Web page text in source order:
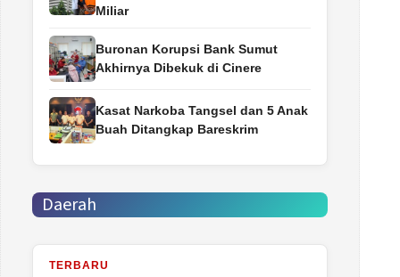
Miliar
Buronan Korupsi Bank Sumut
Akhirnya Dibekuk di Cinere
Kasat Narkoba Tangsel dan 5 Anak
Buah Ditangkap Bareskrim
Daerah
TERBARU